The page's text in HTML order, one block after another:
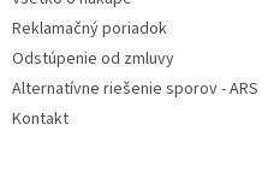
Reklamačný poriadok
Odstúpenie od zmluvy
Alternatívne riešenie sporov - ARS
Kontakt